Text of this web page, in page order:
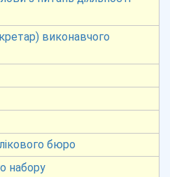
виконавчого
бюро
набору